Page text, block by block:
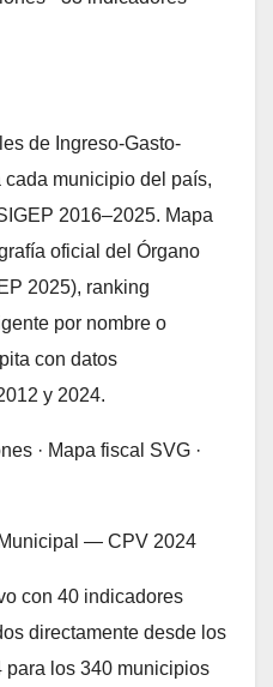
de Ingreso-Gasto-
municipio del país,
2016–2025. Mapa
oficial del Órgano
2025), ranking
por nombre o
con datos
y 2024.
· Mapa fiscal SVG ·
Municipal — CPV 2024
con 40 indicadores
directamente desde los
los 340 municipios